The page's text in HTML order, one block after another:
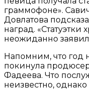
граммофоне».
Довлатова
наград. «Статуэтки
неожиданно
Напомним, что год
покинула
Фадеева. Что
неизвестно,